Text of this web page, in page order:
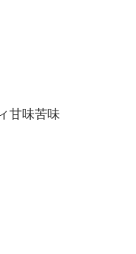
甘味苦味